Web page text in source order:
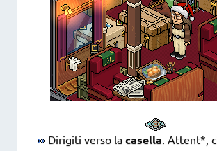
Dirigiti verso la casella. Attent*,